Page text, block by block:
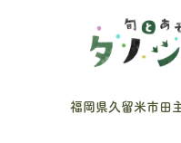
福岡県久留米市田